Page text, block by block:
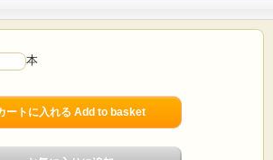
本